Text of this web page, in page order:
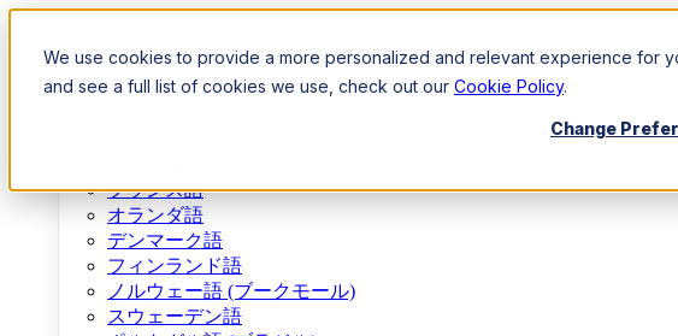
We use cookies to provide a more personalized and relevant experience for
and see a full list of cookies we use, check out our Cookie Policy.
Change
カスタマーサポート
日本語
フランス語
オランダ語
デンマーク語
フィンランド語
ノルウェー語 (ブークモール)
スウェーデン語